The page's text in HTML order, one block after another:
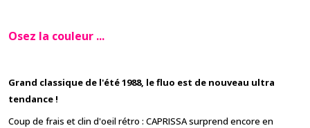
Osez la couleur ...
Grand classique de l'été 1988, le fluo est de nouveau ultra
tendance !
Coup de frais et clin d'oeil rétro : CAPRISSA surprend encore en